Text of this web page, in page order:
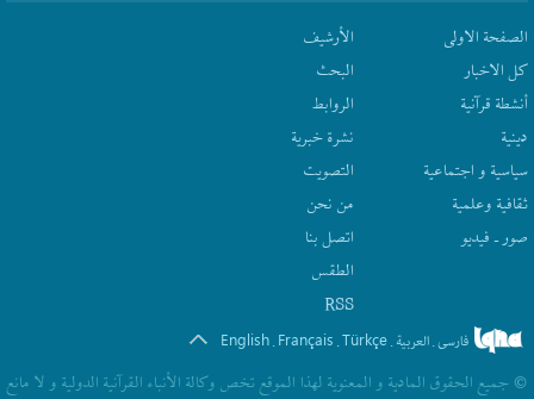
الصفحة الاولى
كل الاخبار
أنشطة قرآنیة
دينية
سیاسیة و اجتماعیة
ثقافیة وعلمیة
صور ـ فيديو
الأرشیف
البحث
الروابط
نشرة‌ خبریة
التصويت
من نحن
اتصل بنا
الطقس
RSS
فارسی. العربیة .
Türkçe
.
Français
.
English
© جمیع الحقوق المادیة و المعنویة لهذا الموقع تخص وکالة الأنباء القرآنیة الدولیة و لا مانع